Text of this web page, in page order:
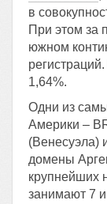
в
При этом за
южном
1,64%.
Одни из
Америки –
(Венесуэла)
домены
крупнейших
занимают 7 и